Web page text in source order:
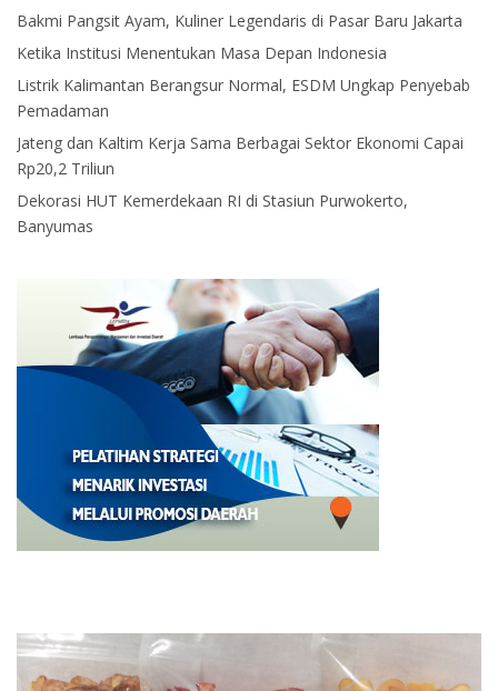
Bakmi Pangsit Ayam, Kuliner Legendaris di Pasar Baru Jakarta
Ketika Institusi Menentukan Masa Depan Indonesia
Listrik Kalimantan Berangsur Normal, ESDM Ungkap Penyebab
Pemadaman
Jateng dan Kaltim Kerja Sama Berbagai Sektor Ekonomi Capai
Rp20,2 Triliun
Dekorasi HUT Kemerdekaan RI di Stasiun Purwokerto,
Banyumas